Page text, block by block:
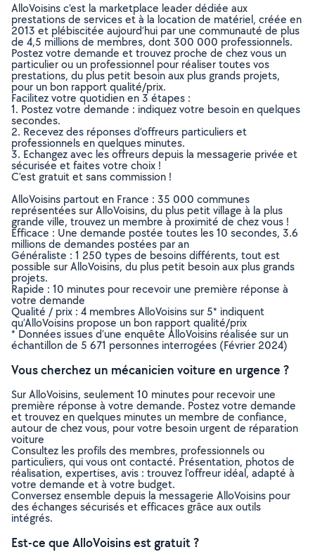
AlloVoisins c’est la marketplace leader dédiée aux
prestations de services et à la location de matériel, créée en
2013 et plébiscitée aujourd’hui par une communauté de plus
de 4,5 millions de membres, dont 300 000 professionnels.
Postez votre demande et trouvez proche de chez vous un
particulier ou un professionnel pour réaliser toutes vos
prestations, du plus petit besoin aux plus grands projets,
pour un bon rapport qualité/prix.
Facilitez votre quotidien en 3 étapes :
1. Postez votre demande : indiquez votre besoin en quelques
secondes.
2. Recevez des réponses d’offreurs particuliers et
professionnels en quelques minutes.
3. Echangez avec les offreurs depuis la messagerie privée et
sécurisée et faites votre choix !
C’est gratuit et sans commission !
AlloVoisins partout en France : 35 000 communes
représentées sur AlloVoisins, du plus petit village à la plus
grande ville, trouvez un membre à proximité de chez vous !
Efficace : Une demande postée toutes les 10 secondes, 3.6
millions de demandes postées par an
Généraliste : 1 250 types de besoins différents, tout est
possible sur AlloVoisins, du plus petit besoin aux plus grands
projets.
Rapide : 10 minutes pour recevoir une première réponse à
votre demande
Qualité / prix : 4 membres AlloVoisins sur 5* indiquent
qu’AlloVoisins propose un bon rapport qualité/prix
* Données issues d’une enquête AlloVoisins réalisée sur un
échantillon de 5 671 personnes interrogées (Février 2024)
Vous cherchez un mécanicien voiture en urgence ?
Sur AlloVoisins, seulement 10 minutes pour recevoir une
première réponse à votre demande. Postez votre demande
et trouvez en quelques minutes un membre de confiance,
autour de chez vous, pour votre besoin urgent de réparation
voiture
Consultez les profils des membres, professionnels ou
particuliers, qui vous ont contacté. Présentation, photos de
réalisation, expertises, avis : trouvez l'offreur idéal, adapté à
votre demande et à votre budget.
Conversez ensemble depuis la messagerie AlloVoisins pour
des échanges sécurisés et efficaces grâce aux outils
intégrés.
Est-ce que AlloVoisins est gratuit ?